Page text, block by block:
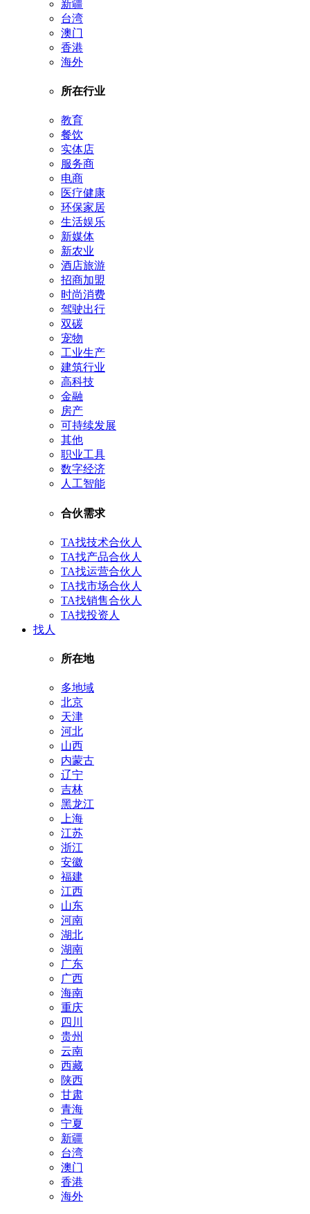
新疆
台湾
澳门
香港
海外
所在行业
教育
餐饮
实体店
服务商
电商
医疗健康
环保家居
生活娱乐
新媒体
新农业
酒店旅游
招商加盟
时尚消费
驾驶出行
双碳
宠物
工业生产
建筑行业
高科技
金融
房产
可持续发展
其他
职业工具
数字经济
人工智能
合伙需求
TA找技术合伙人
TA找产品合伙人
TA找运营合伙人
TA找市场合伙人
TA找销售合伙人
TA找投资人
找人
所在地
多地域
北京
天津
河北
山西
内蒙古
辽宁
吉林
黑龙江
上海
江苏
浙江
安徽
福建
江西
山东
河南
湖北
湖南
广东
广西
海南
重庆
四川
贵州
云南
西藏
陕西
甘肃
青海
宁夏
新疆
台湾
澳门
香港
海外